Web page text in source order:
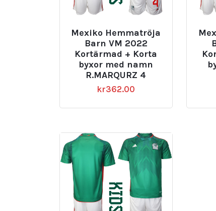
Mexiko Hemmatröja
Barn VM 2022
Kortärmad + Korta
byxor med namn
R.MARQURZ 4
kr362.00